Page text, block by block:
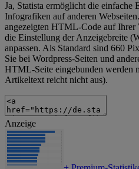
Ja, Statista ermöglicht die einfache
Infografiken auf anderen
angezeigten HTML-Code auf Ihrer
die Einstellung der Anzeigebreite
anpassen. Als Standard sind 660
Sie bei Wordpress-Seiten und
HTML-Seite eingebunden werden
Artikeltext reicht nicht aus).
Anzeige